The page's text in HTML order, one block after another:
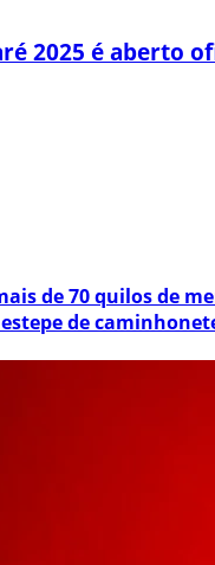
2025 é aberto
de 70 quilos de
de